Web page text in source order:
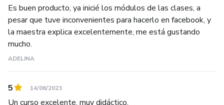
Es buen producto, ya inicié los módulos de las clases, a
pesar que tuve inconvenientes para hacerlo en facebook, y
la maestra explica excelentemente, me está gustando
mucho.
ADELINA
5 14/06/2023
Un curso excelente, muy didáctico.